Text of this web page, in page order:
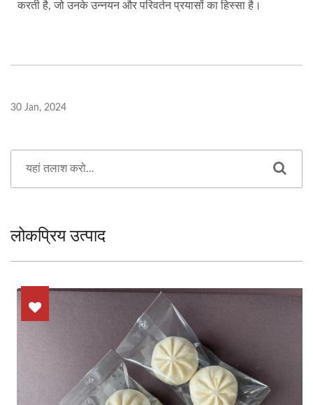
करती है, जो उनके उन्नयन और परिवर्तन प्रयासों का हिस्सा है।
30 Jan, 2024
लोकप्रिय उत्पाद